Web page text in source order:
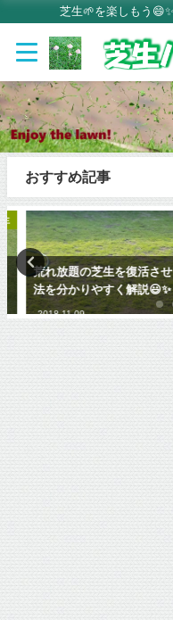
芝生🌱を楽しもう
おすすめ記事
荒れ放題の芝生を復活させる
法を分かりやすく解説😃✨
2018-11-09